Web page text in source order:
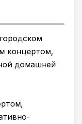
концертом,
домашней